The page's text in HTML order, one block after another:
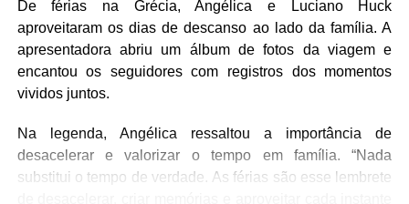
De férias na Grécia, Angélica e Luciano Huck
aproveitaram os dias de descanso ao lado da família. A
apresentadora abriu um álbum de fotos da viagem e
encantou os seguidores com registros dos momentos
vividos juntos.
Na legenda, Angélica ressaltou a importância de
desacelerar e valorizar o tempo em família. “Nada
substitui o tempo de verdade. As férias são esse lembrete